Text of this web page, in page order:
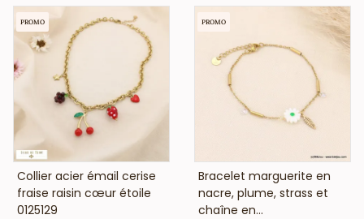
VOIR LE PRIX
Collier acier émail cerise
fraise raisin cœur étoile
0125129
PROMO
VOIR LE PRIX
Bracelet marguerite en
nacre, plume, strass et
chaîne en...
PROMO